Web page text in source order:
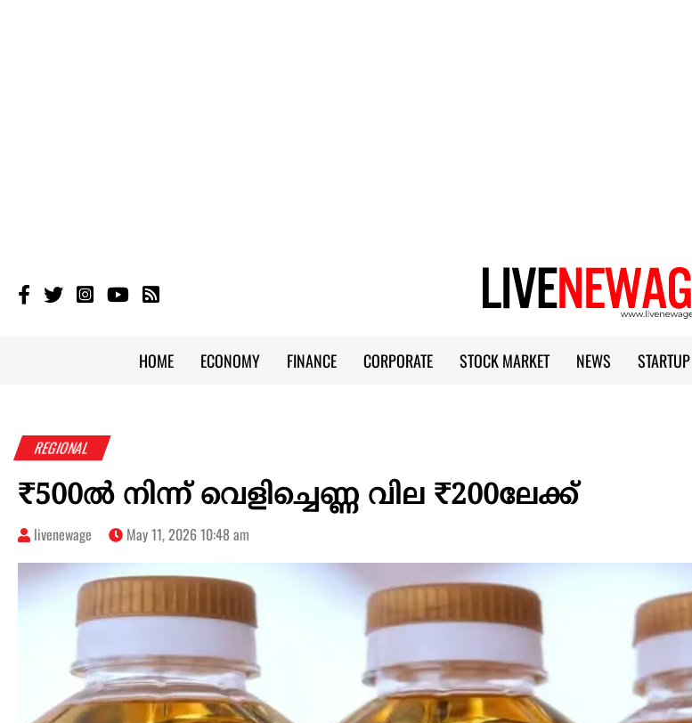
HOME ECONOMY FINANCE CORPORATE STOCK MARKET NEWS STARTUP
REGIONAL
₹500ല്‍ നിന്ന് വെളിച്ചെണ്ണ വില ₹200ലേക്ക്
livenewage May 11, 2026 10:48 am